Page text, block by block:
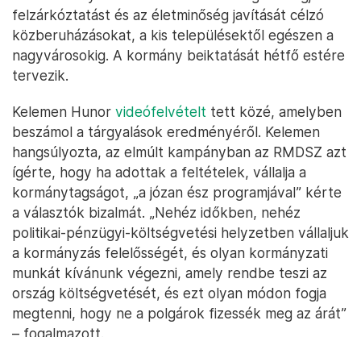
felzárkóztatást és az életminőség javítását célzó
közberuházásokat, a kis településektől egészen a
nagyvárosokig. A kormány beiktatását hétfő estére
tervezik.
Kelemen Hunor videófelvételt tett közé, amelyben
beszámol a tárgyalások eredményéről. Kelemen
hangsúlyozta, az elmúlt kampányban az RMDSZ azt
ígérte, hogy ha adottak a feltételek, vállalja a
kormánytagságot, „a józan ész programjával” kérte
a választók bizalmát. „Nehéz időkben, nehéz
politikai-pénzügyi-költségvetési helyzetben vállaljuk
a kormányzás felelősségét, és olyan kormányzati
munkát kívánunk végezni, amely rendbe teszi az
ország költségvetését, és ezt olyan módon fogja
megtenni, hogy ne a polgárok fizessék meg az árát”
– fogalmazott.